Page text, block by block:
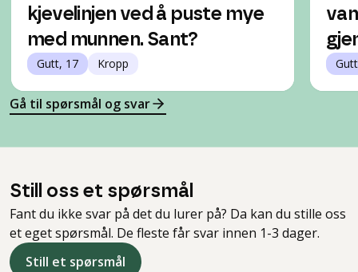
kjevelinjen ved å puste mye
med munnen. Sant?
Gutt, 17 Kropp
Gå til spørsmål og svar
Still oss et spørsmål
Fant du ikke svar på det du lurer på? Da kan du stille oss
et eget spørsmål. De fleste får svar innen 1-3 dager.
Still et spørsmål